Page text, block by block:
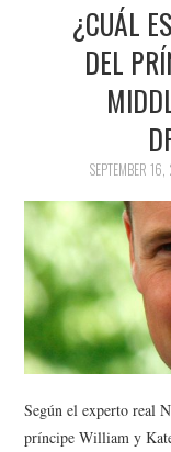
¿CUÁL
DEL
SEPTEMBER
Según el experto real
príncipe William y